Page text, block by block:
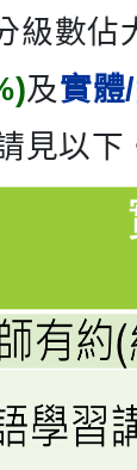
級數佔
及實體
見以下